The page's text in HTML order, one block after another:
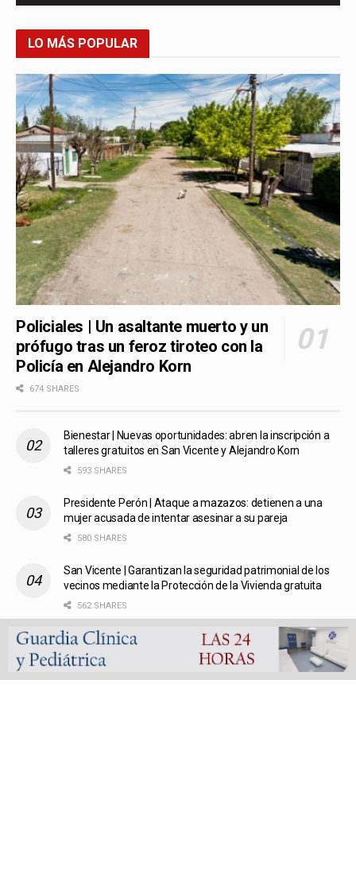
LO MÁS POPULAR
Policiales | Un asaltante muerto y un
prófugo tras un feroz tiroteo con la
Policía en Alejandro Korn
674 SHARES
Bienestar | Nuevas oportunidades: abren la inscripción a
talleres gratuitos en San Vicente y Alejandro Korn
593 SHARES
Presidente Perón | Ataque a mazazos: detienen a una
mujer acusada de intentar asesinar a su pareja
580 SHARES
San Vicente | Garantizan la seguridad patrimonial de los
vecinos mediante la Protección de la Vivienda gratuita
562 SHARES
Fútbol liguista | Defensores de Glew arrasó en las finales
de la Copa de Oro del Femenino y Veterano de la
Metropolitana